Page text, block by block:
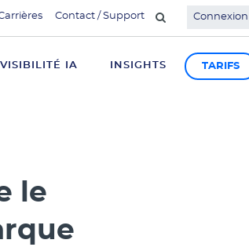
Contact / Support
VISIBILITÉ IA INSIGHTS TARIFS
le